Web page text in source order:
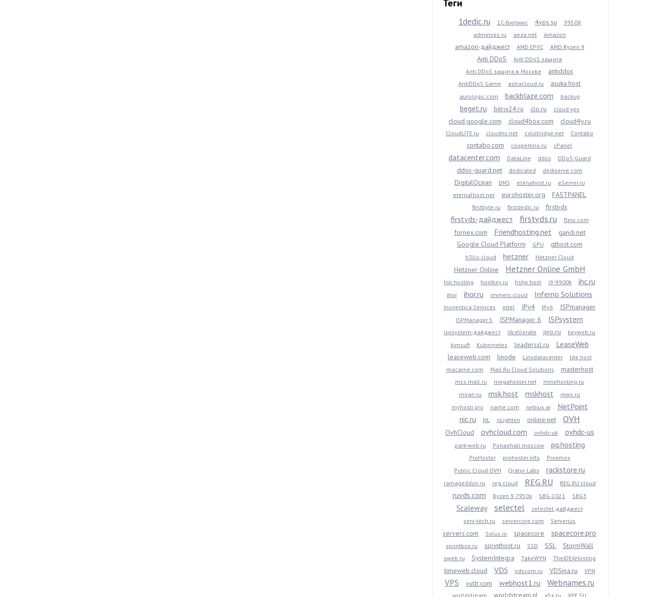
Теги
1dedic.ru 1С-Битрикс 4vps.su
9950X
adminvps.ru
aeza.net Amazon
amazon-дайджест AMD EPYC AMD Ryzen 9
Anti DDoS
Anti DDoS защита
Anti DDoS защита в Москве
antiddos
AntiDDoS Game astracloud.ru asuka.host
aurologic.com backblaze.com backup
beget.ru bitrix24.ru clo.ru cloud vps
cloud.google.com cloud4box.com cloud4y.ru
CloudLITE.ru cloudns.net colobridge.net Contabo
contabo.com coopertino.ru cPanel
datacenter.com DataLine ddos DDoS-Guard
ddos-guard.net dedicated dediserve.com
DigitalOcean DNS elenahost.ru
eServer.ru
eternalhost.net
eurohoster.org FASTPANEL
firstbyte.ru firstdedic.ru firstvds
firstvds-дайджест firstvds.ru fleio.com
fornex.com Friendhosting.net
gandi.net
Google Cloud Platform
GPU gthost.com
h3llo.cloud hetzner Hetzner Cloud
Hetzner Online Hetzner Online GmbH
hip.hosting hostkey.ru hshp.host i9-9900k ihc.ru
ihor ihor.ru immers.cloud Inferno Solutions
Inoventica Services intel IPv4 IPv6 ISPmanager
ISPManager 5 ISPManager 6 ISPsystem
ispsystem-дайджест IXcellerate jino.ru
keyweb.ru
kimsufi
Kubernetes leaderssl.ru LeaseWeb
leaseweb.com linode Linxdatacenter
lite.host
macarne.com
Mail.Ru Cloud Solutions masterhost
mcs.mail.ru megahoster.net
minehosting.ru
miran.ru
msk.host mskhost
mws.ru
myhosti.pro
name.com nebius.ai
NetPoint
nic.ru
NL nLighten online.net OVH
OvhCloud ovhcloud.com ovhdc-uk ovhdc-us
park-web.ru Ponaehali.moscow pq.hosting
ProHoster prohoster.info
Proxmox
Public Cloud OVH
Qrator Labs rackstore.ru
ramageddon.ru reg.cloud REG.RU REG.RU cloud
ruvds.com Ryzen 9 7950x SBG-2021 SBG3
Scaleway selectel
selectel-дайджест
serv-tech.ru
servercore.com Serverius
servers.com Solus.io spacecore spacecore.pro
sprintbox.ru sprinthost.ru SSD SSL StormWall
sweb.ru SystemIntegra TakeWYN TheIDEAHosting
timeweb.cloud VDS vdscom.ru VDSina.ru VPN
VPS vultr.com webhost1.ru Webnames.ru
worldstream worldstream.nl x5x.ru XPE.SU